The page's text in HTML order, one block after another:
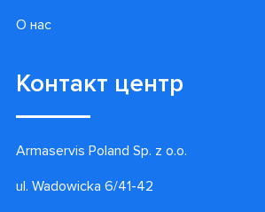
О нас
Контакт центр
Armaservis Poland Sp. z o.o.
ul. Wadowicka 6/41-42